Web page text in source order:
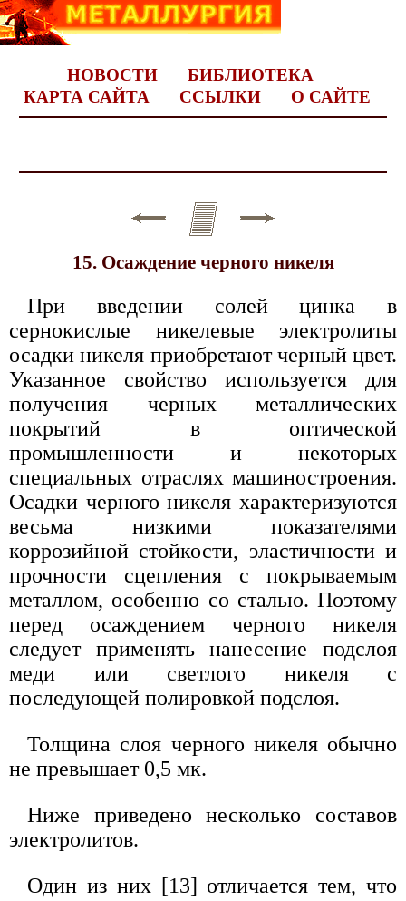
НОВОСТИ
БИБЛИОТЕКА
КАРТА САЙТА
ССЫЛКИ О САЙТЕ
15. Осаждение черного никеля
При введении солей цинка в
сернокислые никелевые электролиты
осадки никеля приобретают черный цвет.
Указанное свойство используется для
получения черных металлических
покрытий в оптической
промышленности и некоторых
специальных отраслях машиностроения.
Осадки черного никеля характеризуются
весьма низкими показателями
коррозийной стойкости, эластичности и
прочности сцепления с покрываемым
металлом, особенно со сталью. Поэтому
перед осаждением черного никеля
следует применять нанесение подслоя
меди или светлого никеля с
последующей полировкой подслоя.
Толщина слоя черного никеля обычно
не превышает 0,5 мк.
Ниже приведено несколько составов
электролитов.
Один из них [13] отличается тем, что